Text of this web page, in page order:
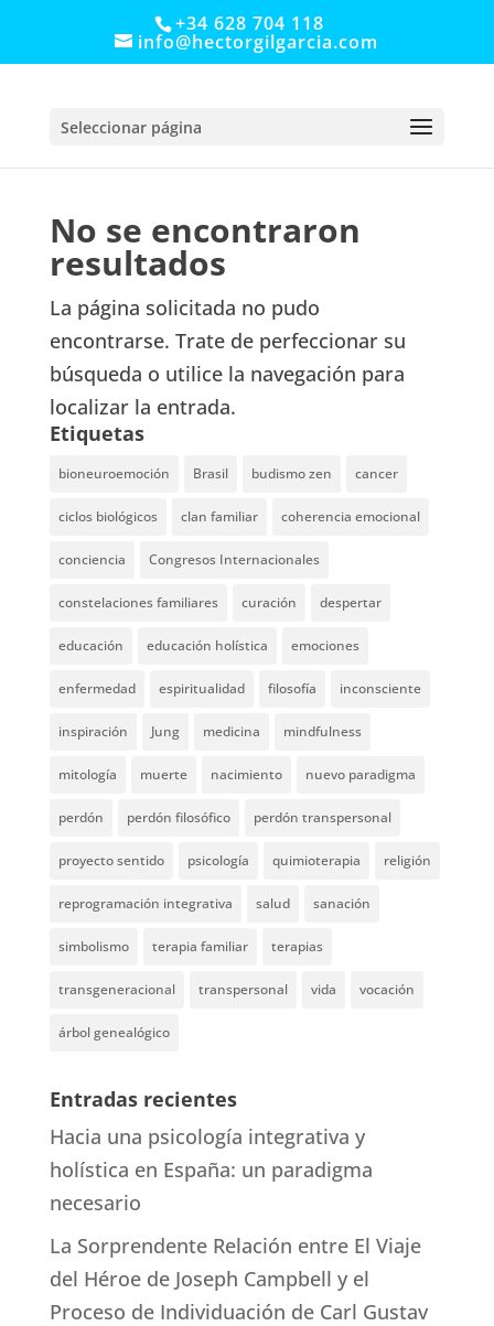
+34 628 704 118
info@hectorgilgarcia.com
Seleccionar página
No se encontraron
resultados
La página solicitada no pudo
encontrarse. Trate de perfeccionar su
búsqueda o utilice la navegación para
localizar la entrada.
Etiquetas
bioneuroemoción Brasil budismo zen cancer
ciclos biológicos clan familiar coherencia emocional
conciencia Congresos Internacionales
constelaciones familiares curación despertar
educación educación holística emociones
enfermedad espiritualidad filosofía inconsciente
inspiración Jung medicina mindfulness
mitología muerte nacimiento nuevo paradigma
perdón perdón filosófico perdón transpersonal
proyecto sentido psicología quimioterapia religión
reprogramación integrativa salud sanación
simbolismo terapia familiar terapias
transgeneracional transpersonal vida vocación
árbol genealógico
Entradas recientes
Hacia una psicología integrativa y
holística en España: un paradigma
necesario
La Sorprendente Relación entre El Viaje
del Héroe de Joseph Campbell y el
Proceso de Individuación de Carl Gustav